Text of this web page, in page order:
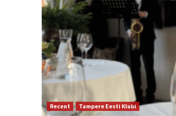
Recent Tampere Eesti Klubi